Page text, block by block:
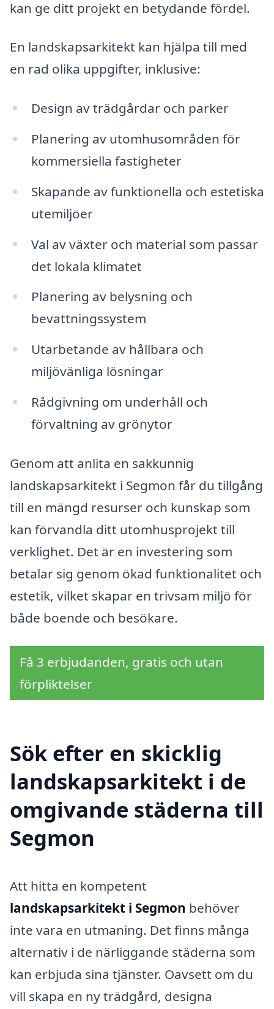
kan ge ditt projekt en betydande fördel.
En landskapsarkitekt kan hjälpa till med
en rad olika uppgifter, inklusive:
Design av trädgårdar och parker
Planering av utomhusområden för
kommersiella fastigheter
Skapande av funktionella och estetiska
utemiljöer
Val av växter och material som passar
det lokala klimatet
Planering av belysning och
bevattningssystem
Utarbetande av hållbara och
miljövänliga lösningar
Rådgivning om underhåll och
förvaltning av grönytor
Genom att anlita en sakkunnig
landskapsarkitekt i Segmon får du tillgång
till en mängd resurser och kunskap som
kan förvandla ditt utomhusprojekt till
verklighet. Det är en investering som
betalar sig genom ökad funktionalitet och
estetik, vilket skapar en trivsam miljö för
både boende och besökare.
Få 3 erbjudanden, gratis och utan
förpliktelser
Sök efter en skicklig
landskapsarkitekt i de
omgivande städerna till
Segmon
Att hitta en kompetent
landskapsarkitekt i Segmon behöver
inte vara en utmaning. Det finns många
alternativ i de närliggande städerna som
kan erbjuda sina tjänster. Oavsett om du
vill skapa en ny trädgård, designa